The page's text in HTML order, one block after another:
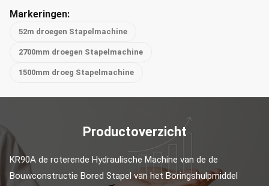
Markeringen:
52m droegen Stapelmachine
2700mm droegen Stapelmachine
1500mm droeg Stapelmachine
Productoverzicht
KR90A de roterende Hydraulische Machine van de de
Bouwconstructie Bored Stapel van het Boringshulpmiddel